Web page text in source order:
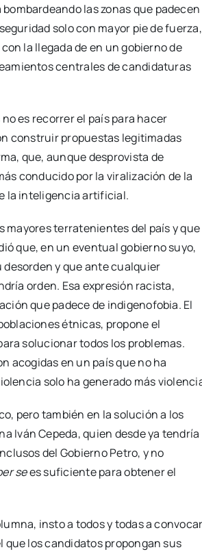
las zonas que padecen
solo con mayor pie de fuerza,
la llegada de en un gobierno de
centrales de candidaturas
es recorrer el país para hacer
construir propuestas legitimadas
que, aunque desprovista de
conducido por la viralización de la
la inteligencia artificial.
mayores terratenientes del país y que
que, en un eventual gobierno suyo,
y que ante cualquier
orden. Esa expresión racista,
que padece de indigenofobia. El
étnicas, propone el
solucionar todos los problemas.
acogidas en un país que no ha
solo ha generado más
pero también en la solución a los
Iván Cepeda, quien desde ya tendría
del Gobierno Petro, y no
sees suficiente para obtener el
insto a todos y todas a convocar
que los candidatos propongan sus